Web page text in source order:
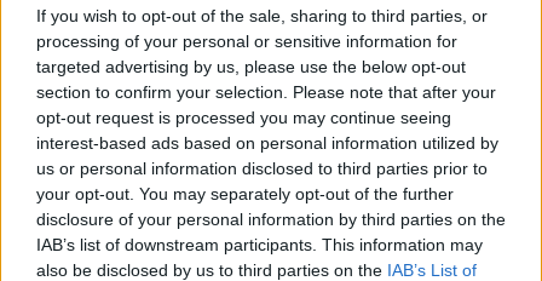
If you wish to opt-out of the sale, sharing to third parties, or
processing of your personal or sensitive information for
targeted advertising by us, please use the below opt-out
section to confirm your selection. Please note that after your
opt-out request is processed you may continue seeing
interest-based ads based on personal information utilized by
us or personal information disclosed to third parties prior to
your opt-out. You may separately opt-out of the further
disclosure of your personal information by third parties on the
IAB’s list of downstream participants. This information may
also be disclosed by us to third parties on the IAB’s List of
Até ao apito final, o Chaves tentou reagir e chegar ao empate,
mas esbarrou na consistência defensiva da equipa orientada por
José Manuel Aira, que soube gerir a vantagem mínima.
Com este desaire, o GD Chaves mantém-se no 11.º lugar da
classificação, com 27 pontos. Já o FC Penafiel sobe moralizado,
ocupando a 14.ª posição, com 23 pontos conquistados.